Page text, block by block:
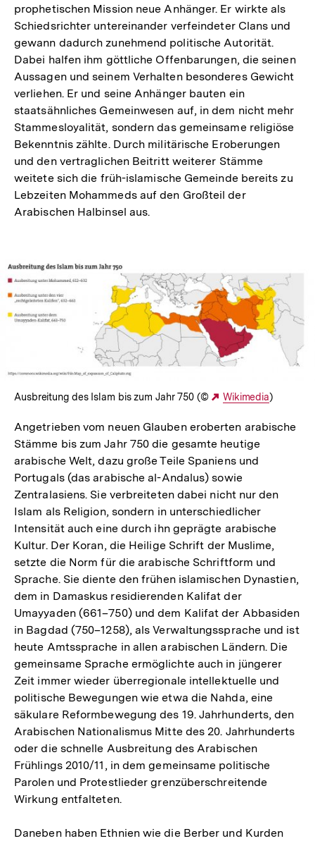
prophetischen Mission neue Anhänger. Er wirkte als
Schiedsrichter untereinander verfeindeter Clans und
gewann dadurch zunehmend politische Autorität.
Dabei halfen ihm göttliche Offenbarungen, die seinen
Aussagen und seinem Verhalten besonderes Gewicht
verliehen. Er und seine Anhänger bauten ein
staatsähnliches Gemeinwesen auf, in dem nicht mehr
Stammesloyalität, sondern das gemeinsame religiöse
Bekenntnis zählte. Durch militärische Eroberungen
und den vertraglichen Beitritt weiterer Stämme
weitete sich die früh-islamische Gemeinde bereits zu
Lebzeiten Mohammeds auf den Großteil der
Arabischen Halbinsel aus.
In
Lightbox
öffnen
Ausbreitung des Islam bis zum Jahr 750 (©
Externer
Wikimedia)
Angetrieben vom neuen Glauben eroberten arabische
Stämme bis zum Jahr 750 die gesamte heutige
arabische Welt, dazu große Teile Spaniens und
Portugals (das arabische al-Andalus) sowie
Zentralasiens. Sie verbreiteten dabei nicht nur den
Islam als Religion, sondern in unterschiedlicher
Intensität auch eine durch ihn geprägte arabische
Kultur. Der Koran, die Heilige Schrift der Muslime,
setzte die Norm für die arabische Schriftform und
Sprache. Sie diente den frühen islamischen Dynastien,
dem in Damaskus residierenden Kalifat der
Umayyaden (661–750) und dem Kalifat der Abbasiden
in Bagdad (750–1258), als Verwaltungssprache und ist
heute Amtssprache in allen arabischen Ländern. Die
gemeinsame Sprache ermöglichte auch in jüngerer
Zeit immer wieder überregionale intellektuelle und
politische Bewegungen wie etwa die Nahda, eine
säkulare Reformbewegung des 19. Jahrhunderts, den
Arabischen Nationalismus Mitte des 20. Jahrhunderts
oder die schnelle Ausbreitung des Arabischen
Frühlings 2010/11, in dem gemeinsame politische
Parolen und Protestlieder grenzüberschreitende
Wirkung entfalteten.
Daneben haben Ethnien wie die Berber und Kurden